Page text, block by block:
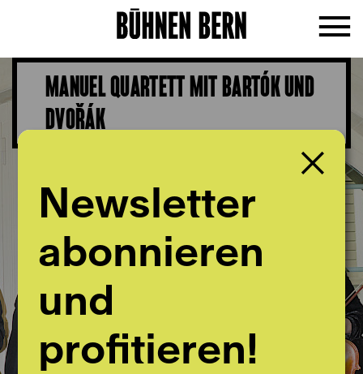
MANUEL QUARTETT MIT BARTÓK UND
DVOŘÁK
Newsletter
abonnieren
und
profitieren!